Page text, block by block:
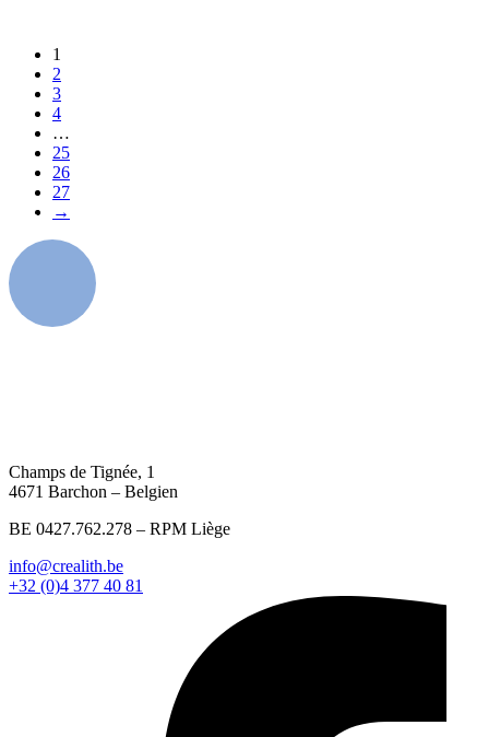
1
2
3
4
…
25
26
27
→
Champs de Tignée, 1
4671 Barchon – Belgien
BE 0427.762.278 – RPM Liège
info@crealith.be
+32 (0)4 377 40 81